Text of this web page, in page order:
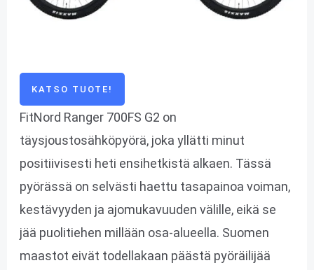
KATSO TUOTE!
FitNord Ranger 700FS G2 on
täysjoustosähköpyörä, joka yllätti minut
positiivisesti heti ensihetkistä alkaen. Tässä
pyörässä on selvästi haettu tasapainoa voiman,
kestävyyden ja ajomukavuuden välille, eikä se
jää puolitiehen millään osa-alueella. Suomen
maastot eivät todellakaan päästä pyöräilijää